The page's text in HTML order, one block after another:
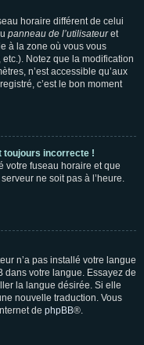
horaire différent de celui
panneau de l’utilisateuret
à la zone où vous vous
Notez que la modification
n’est accessible qu’aux
c’est le bon moment
toujours incorrecte !
votre fuseau horaire et que
ne soit pas à l’heure.
n’a pas installé votre langue
dans votre langue. Essayez de
la langue désirée. Si elle
nouvelle traduction. Vous
de phpBB®.